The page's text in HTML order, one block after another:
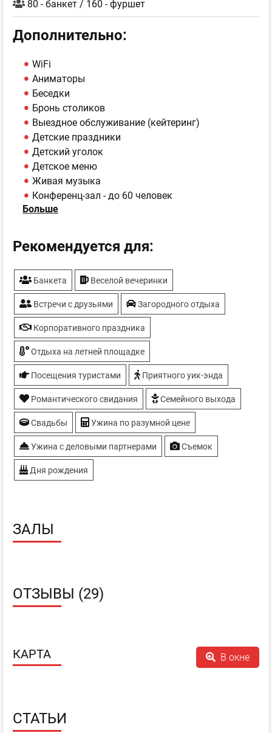
80 - банкет / 160 - фуршет
Дополнительно:
WiFi
Аниматоры
Беседки
Бронь столиков
Выездное обслуживание (кейтеринг)
Детские праздники
Детский уголок
Детское меню
Живая музыка
Конференц-зал - до 60 человек
Летняя площадка
Парковка - Бесплатная с видеонаблюдением
Сауна, Баня
Свадьбы
Танцпол
ТВ-плазмы
Больше
Рекомендуется для:
Банкета Веселой вечеринки
Встречи с друзьями Загородного отдыха
Корпоративного праздника
Отдыха на летней площадке
Посещения туристами Приятного уик-энда
Романтического свидания Семейного выхода
Свадьбы Ужина по разумной цене
Ужина с деловыми партнерами Съемок
Дня рождения
ЗАЛЫ
ОТЗЫВЫ (29)
КАРТА В окне
СТАТЬИ